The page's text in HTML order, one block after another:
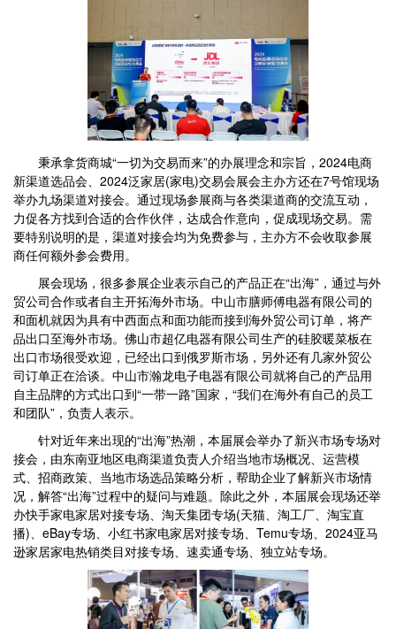
秉承拿货商城“一切为交易而来”的办展理念和宗旨，2024电商
新渠道选品会、2024泛家居(家电)交易会展会主办方还在7号馆现场
举办九场渠道对接会。通过现场参展商与各类渠道商的交流互动，
力促各方找到合适的合作伙伴，达成合作意向，促成现场交易。需
要特别说明的是，渠道对接会均为免费参与，主办方不会收取参展
商任何额外参会费用。
展会现场，很多参展企业表示自己的产品正在“出海”，通过与外
贸公司合作或者自主开拓海外市场。中山市膳师傅电器有限公司的
和面机就因为具有中西面点和面功能而接到海外贸公司订单，将产
品出口至海外市场。佛山市超亿电器有限公司生产的硅胶暖菜板在
出口市场很受欢迎，已经出口到俄罗斯市场，另外还有几家外贸公
司订单正在洽谈。中山市瀚龙电子电器有限公司就将自己的产品用
自主品牌的方式出口到“一带一路”国家，“我们在海外有自己的员工
和团队”，负责人表示。
针对近年来出现的“出海”热潮，本届展会举办了新兴市场专场对
接会，由东南亚地区电商渠道负责人介绍当地市场概况、运营模
式、招商政策、当地市场选品策略分析，帮助企业了解新兴市场情
况，解答“出海”过程中的疑问与难题。除此之外，本届展会现场还举
办快手家电家居对接专场、淘天集团专场(天猫、淘工厂、淘宝直
播)、eBay专场、小红书家电家居对接专场、Temu专场、2024亚马
逊家居家电热销类目对接专场、速卖通专场、独立站专场。